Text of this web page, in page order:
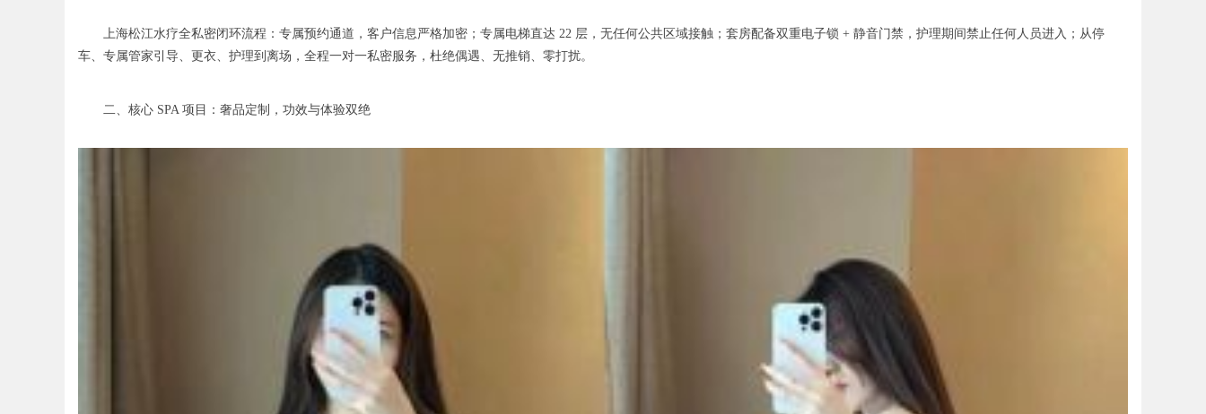
上海松江水疗全私密闭环流程：专属预约通道，客户信息严格加密；专属电梯直达 22 层，无任何公共区域接触；套房配备双重电子锁 + 静音门禁，护理期间禁止任何人员进入；从停
车、专属管家引导、更衣、护理到离场，全程一对一私密服务，杜绝偶遇、无推销、零打扰。
二、核心 SPA 项目：奢品定制，功效与体验双绝